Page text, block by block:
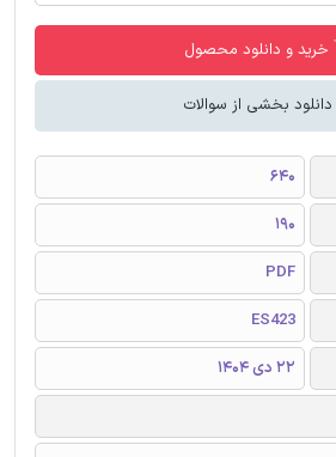
خرید و دانلود محصول
دانلود بخشی از سوالات
640
190
PDF
ES423
22 دی 1404